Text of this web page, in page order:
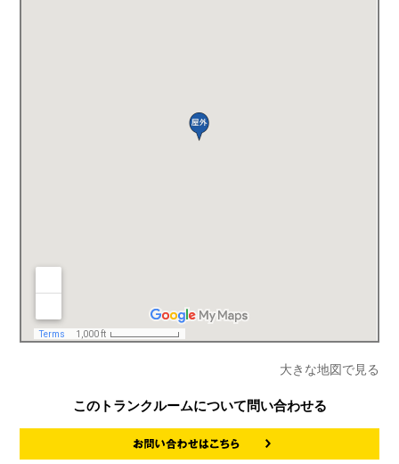
大きな地図で見る
このトランクルームについて問い合わせる